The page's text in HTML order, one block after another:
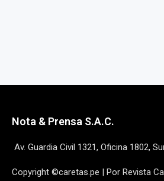
Nota & Prensa S.A.C.
Av. Guardia Civil 1321, Oficina 1802,
Copyright ©caretas.pe | Por Revista